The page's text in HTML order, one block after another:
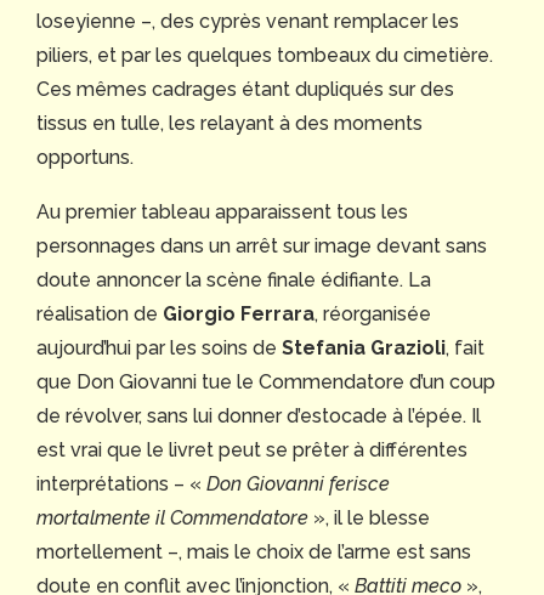
loseyienne –, des cyprès venant remplacer les
piliers, et par les quelques tombeaux du cimetière.
Ces mêmes cadrages étant dupliqués sur des
tissus en tulle, les relayant à des moments
opportuns.
Au premier tableau apparaissent tous les
personnages dans un arrêt sur image devant sans
doute annoncer la scène finale édifiante. La
réalisation de Giorgio Ferrara, réorganisée
aujourd’hui par les soins de Stefania Grazioli, fait
que Don Giovanni tue le Commendatore d’un coup
de révolver, sans lui donner d’estocade à l’épée. Il
est vrai que le livret peut se prêter à différentes
interprétations – « Don Giovanni ferisce
mortalmente il Commendatore », il le blesse
mortellement –, mais le choix de l’arme est sans
doute en conflit avec l’injonction, « Battiti meco »,